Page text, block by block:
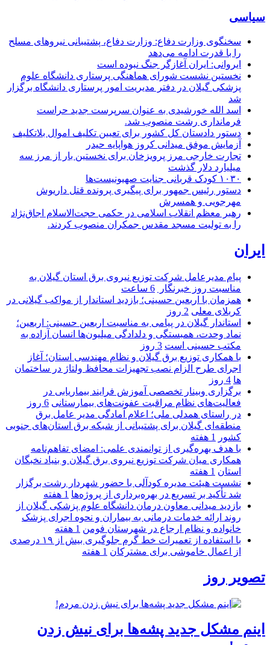
سیاسی
سخنگوی وزارت دفاع: وزارت دفاع، پشتیبانی نیرو‌های مسلح
را با قدرت ادامه می‌دهد
ایروانی: ایران آغازگر جنگ نبوده است
نخستین نشست شورای هماهنگی پرستاری دانشگاه علوم
پزشکی گیلان در دفتر مدیریت امور پرستاری دانشگاه برگزار
شد
اسد الله خورشیدی به عنوان سرپرست جدید حراست
فرمانداری رشت منصوب شد.
دستور دادستان کل کشور برای تعیین تکلیف اموال بلاتکلیف
آزمایش موفق میدانی کروز هواپایه حیدر
تجارت خارجی مرز پرویزخان برای نخستین بار از مرز سه
میلیارد دلار گذشت
۱۰۳۰ کودک قربانی جنایت صهیونیست‌ها
دستور رئیس جمهور برای پیگیری پرونده قتل داریوش
مهرجویی و همسرش
رهبر معظم انقلاب اسلامی در حکمی حجت‌الاسلام اجاق‌نژاد
را به تولیت مسجد مقدس جمکران منصوب کردند.
ایران
پیام مدیرعامل شركت توزیع نیروی برق استان گیلان به
مناسبت روز خبرنگار ‌
6 ساعت
همزمان با اربعین حسینی؛ بازدید استاندار از مواکب گیلانی در
کربلای معلی 2 روز
استاندار گیلان در پیامی به مناسبت اربعین حسینی: اربعین؛
نماد وحدت، همبستگی و دلدادگی میلیون‌ها انسان آزاده به
مکتب حسینی است 3 روز
با همکاری توزیع برق گیلان و نظام مهندسی استان؛ آغاز
اجرای طرح الزام نصب تجهیزات محافظ ولتاژ در ساختمان
ها 4 روز
برگزاری وبینار تخصصی آموزش فرایند بیماریابی در
فعالیت‌های نظام مراقبت عفونت‌های بیمارستانی 6 روز
در راستای همدلی ملی؛ اعلام آمادگی مدیر عامل برق
منطقه‌ای گیلان برای پشتیبانی از شبكه برق استان‌های جنوبی
كشور
1 هفته
با هدف بهره‌گیری از توانمندی علمی: امضای تفاهم‌نامه
همكاری میان شركت توزیع نیروی برق گیلان و بنیاد نخبگان
استان 1 هفته
نشست هیئت مدیره کودآلی با حضور شهردار رشت برگزار
شد تأکید بر تسریع در بهره‌برداری از پروژه‌ها 1 هفته
بازدید میدانی معاون درمان دانشگاه علوم پزشکی گیلان از
روند ارائه خدمات درمانی به بیماران و نحوه اجرای پزشک
خانواده و نظام ارجاع در شهرستان فومن 1 هفته
با استفاده از تعمیرات خط گرم جلوگیری بیش از ۱۹ درصدی
از اعمال خاموشی برای مشتركان 1 هفته
تصویر روز
اینم مشکل جدید پشه‌ها برای نیش زدن